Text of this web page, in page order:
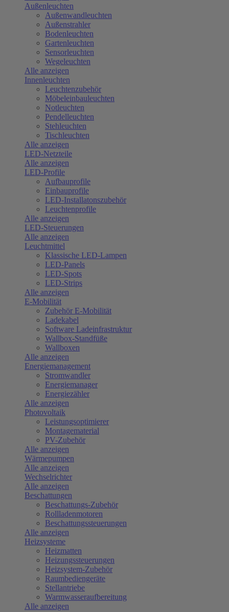
Außenleuchten
Außenwandleuchten
Außenstrahler
Bodenleuchten
Gartenleuchten
Sensorleuchten
Wegeleuchten
Alle anzeigen
Innenleuchten
Leuchtenzubehör
Möbeleinbauleuchten
Notleuchten
Pendelleuchten
Stehleuchten
Tischleuchten
Alle anzeigen
LED-Netzteile
Alle anzeigen
LED-Profile
Aufbauprofile
Einbauprofile
LED-Installatonszubehör
Leuchtenprofile
Alle anzeigen
LED-Steuerungen
Alle anzeigen
Leuchtmittel
Klassische LED-Lampen
LED-Panels
LED-Spots
LED-Strips
Alle anzeigen
E-Mobilität
Zubehör E-Mobilität
Ladekabel
Software Ladeinfrastruktur
Wallbox-Standfüße
Wallboxen
Alle anzeigen
Energiemanagement
Stromwandler
Energiemanager
Energiezähler
Alle anzeigen
Photovoltaik
Leistungsoptimierer
Montagematerial
PV-Zubehör
Alle anzeigen
Wärmepumpen
Alle anzeigen
Wechselrichter
Alle anzeigen
Beschattungen
Beschattungs-Zubehör
Rollladenmotoren
Beschattungssteuerungen
Alle anzeigen
Heizsysteme
Heizmatten
Heizungssteuerungen
Heizsystem-Zubehör
Raumbediengeräte
Stellantriebe
Warmwasseraufbereitung
Alle anzeigen